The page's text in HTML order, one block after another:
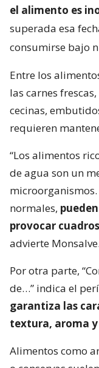
el alimento es
superada esa
consumirse bajo
Entre los
las carnes
cecinas,
requieren
“Los alimentos
de agua son un
normales,
provocar
advierte Monsalve.
Por otra parte,
de…” indica el
garantiza las
textura, aroma
Alimentos como